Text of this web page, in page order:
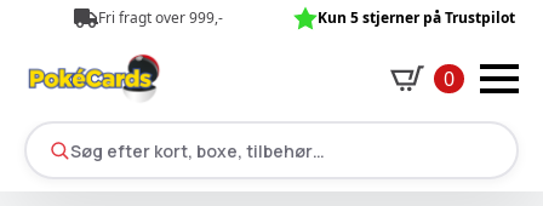
Fri fragt over 999,- Kun 5 stjerner på Trustpilot
0
Søg efter kort, boxe, tilbehør…